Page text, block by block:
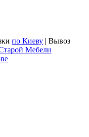
по Киеву | Вывоз
Мебели